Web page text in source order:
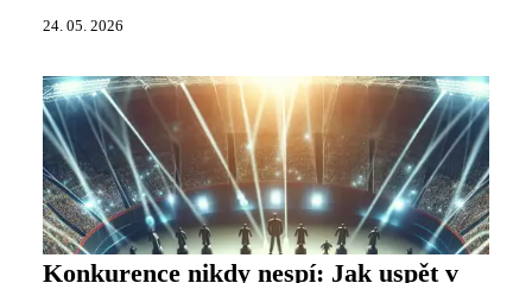
24. 05. 2026
Konkurence nikdy nespí: Jak uspět v